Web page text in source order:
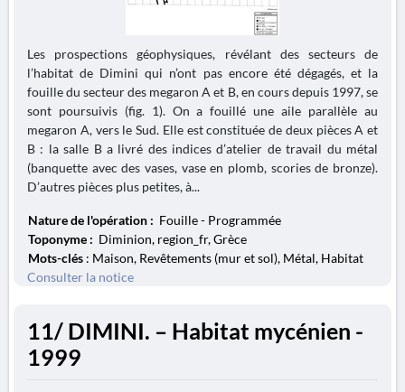
Les prospections géophysiques, révélant des secteurs de
l’habitat de Dimini qui n’ont pas encore été dégagés, et la
fouille du secteur des megaron A et B, en cours depuis 1997, se
sont poursuivis (fig. 1). On a fouillé une aile parallèle au
megaron A, vers le Sud. Elle est constituée de deux pièces A et
B : la salle B a livré des indices d’atelier de travail du métal
(banquette avec des vases, vase en plomb, scories de bronze).
D’autres pièces plus petites, à...
Nature de l'opération : Fouille - Programmée
Toponyme : Diminion, region_fr, Grèce
Mots-clés : Maison, Revêtements (mur et sol), Métal, Habitat
Consulter la notice
11/ DIMINI. – Habitat mycénien -
1999